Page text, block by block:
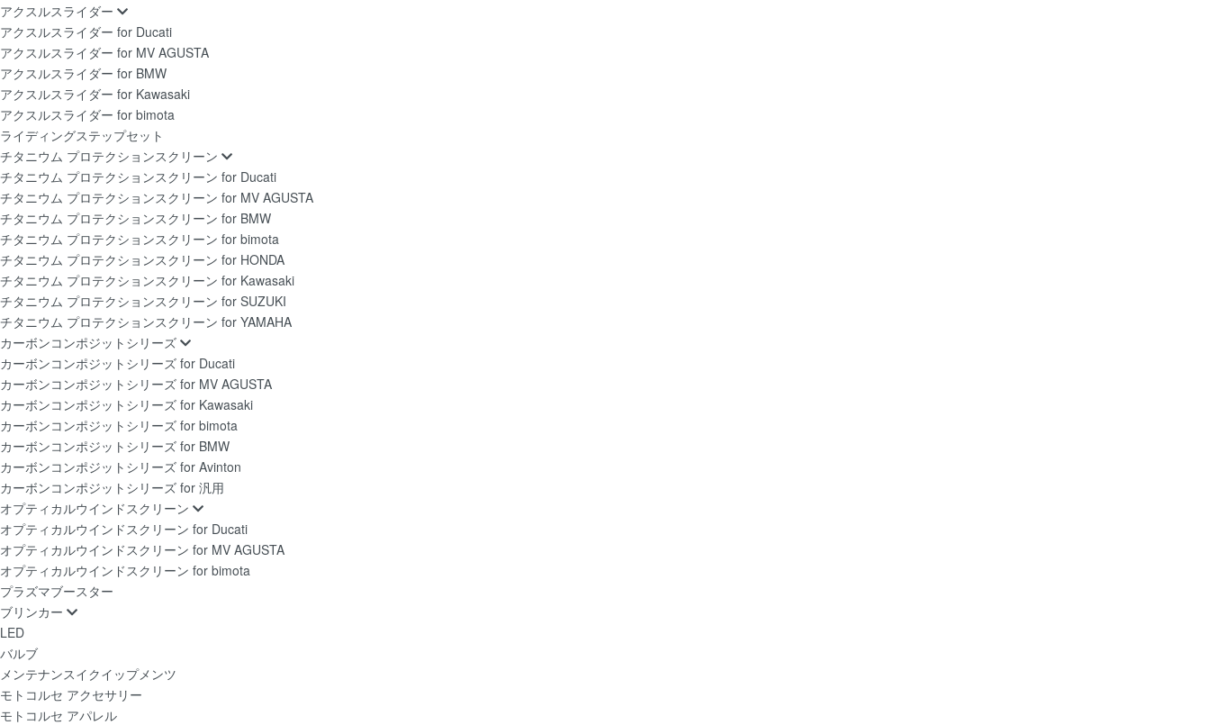
アクスルスライダー
アクスルスライダー for Ducati
アクスルスライダー for MV AGUSTA
アクスルスライダー for BMW
アクスルスライダー for Kawasaki
アクスルスライダー for bimota
ライディングステップセット
チタニウム プロテクションスクリーン
チタニウム プロテクションスクリーン for Ducati
チタニウム プロテクションスクリーン for MV AGUSTA
チタニウム プロテクションスクリーン for BMW
チタニウム プロテクションスクリーン for bimota
チタニウム プロテクションスクリーン for HONDA
チタニウム プロテクションスクリーン for Kawasaki
チタニウム プロテクションスクリーン for SUZUKI
チタニウム プロテクションスクリーン for YAMAHA
カーボンコンポジットシリーズ
カーボンコンポジットシリーズ for Ducati
カーボンコンポジットシリーズ for MV AGUSTA
カーボンコンポジットシリーズ for Kawasaki
カーボンコンポジットシリーズ for bimota
カーボンコンポジットシリーズ for BMW
カーボンコンポジットシリーズ for Avinton
カーボンコンポジットシリーズ for 汎用
オプティカルウインドスクリーン
オプティカルウインドスクリーン for Ducati
オプティカルウインドスクリーン for MV AGUSTA
オプティカルウインドスクリーン for bimota
プラズマブースター
ブリンカー
LED
バルブ
メンテナンスイクイップメンツ
モトコルセ アクセサリー
モトコルセ アパレル